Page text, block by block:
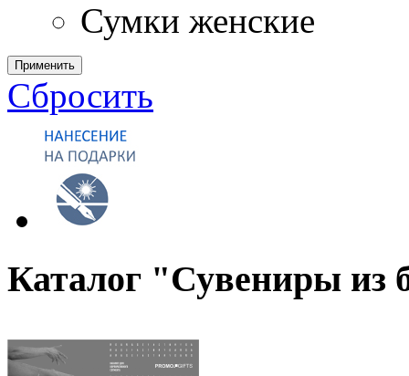
Сумки женские
Применить
Сбросить
Каталог "Сувениры из